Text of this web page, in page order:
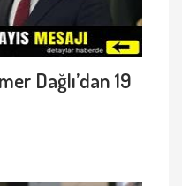
Dağlı’dan 19